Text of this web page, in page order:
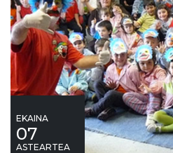
EKAINA
07
ASTEARTEA